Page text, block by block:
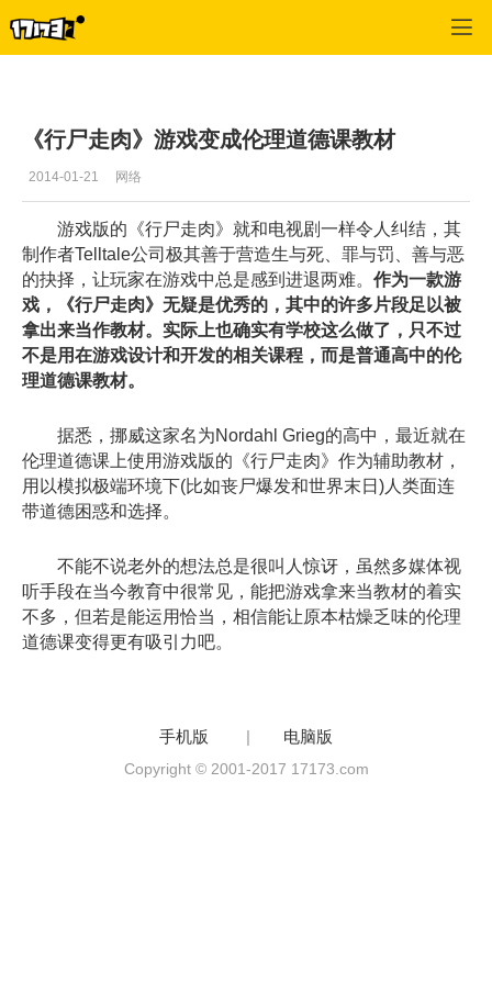
《行尸走肉》游戏变成伦理道德课教材
2014-01-21 网络
游戏版的《行尸走肉》就和电视剧一样令人纠结，其
制作者Telltale公司极其善于营造生与死、罪与罚、善与恶
的抉择，让玩家在游戏中总是感到进退两难。 作为一款游
戏，《行尸走肉》无疑是优秀的，其中的许多片段足以被
拿出来当作教材。实际上也确实有学校这么做了，只不过
不是用在游戏设计和开发的相关课程，而是普通高中的伦
理道德课教材。
据悉，挪威这家名为Nordahl Grieg的高中，最近就在
伦理道德课上使用游戏版的《行尸走肉》作为辅助教材，
用以模拟极端环境下(比如丧尸爆发和世界末日)人类面连
带道德困惑和选择。
不能不说老外的想法总是很叫人惊讶，虽然多媒体视
听手段在当今教育中很常见，能把游戏拿来当教材的着实
不多，但若是能运用恰当，相信能让原本枯燥乏味的伦理
道德课变得更有吸引力吧。
手机版 | 电脑版
Copyright © 2001-2017 17173.com